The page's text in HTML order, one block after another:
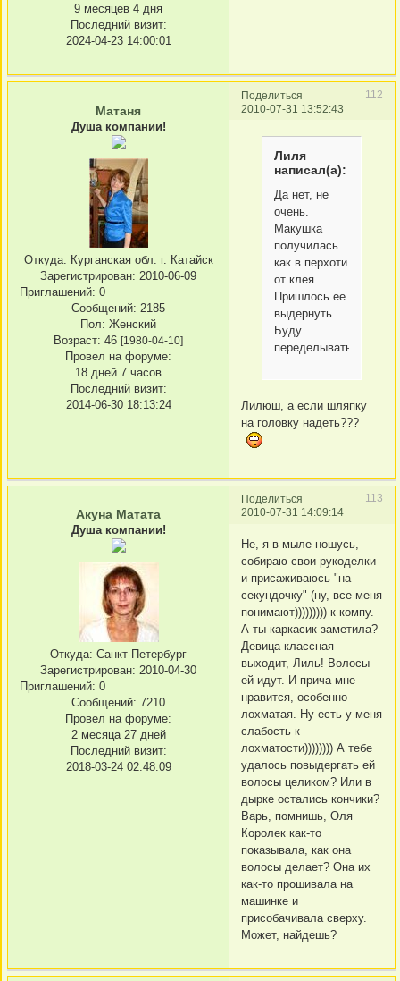
9 месяцев 4 дня
Последний визит:
2024-04-23 14:00:01
Поделиться
112
2010-07-31 13:52:43
Матаня
Душа компании!
Откуда: Курганская обл. г. Катайск
Зарегистрирован: 2010-06-09
Приглашений: 0
Сообщений: 2185
Пол: Женский
Возраст: 46 [1980-04-10]
Провел на форуме:
18 дней 7 часов
Последний визит:
2014-06-30 18:13:24
Лиля
написал(а):
Да нет, не
очень.
Макушка
получилась
как в перхоти
от клея.
Пришлось ее
выдернуть.
Буду
переделывать.
Лилюш, а если шляпку
на головку надеть???
Поделиться
113
2010-07-31 14:09:14
Акуна Матата
Душа компании!
Откуда: Санкт-Петербург
Зарегистрирован: 2010-04-30
Приглашений: 0
Сообщений: 7210
Провел на форуме:
2 месяца 27 дней
Последний визит:
2018-03-24 02:48:09
Не, я в мыле ношусь,
собираю свои рукоделки
и присаживаюсь "на
секундочку" (ну, все меня
понимают))))))))) к компу.
А ты каркасик заметила?
Девица классная
выходит, Лиль! Волосы
ей идут. И прича мне
нравится, особенно
лохматая. Ну есть у меня
слабость к
лохматости)))))))) А тебе
удалось повыдергать ей
волосы целиком? Или в
дырке остались кончики?
Варь, помнишь, Оля
Королек как-то
показывала, как она
волосы делает? Она их
как-то прошивала на
машинке и
присобачивала сверху.
Может, найдешь?